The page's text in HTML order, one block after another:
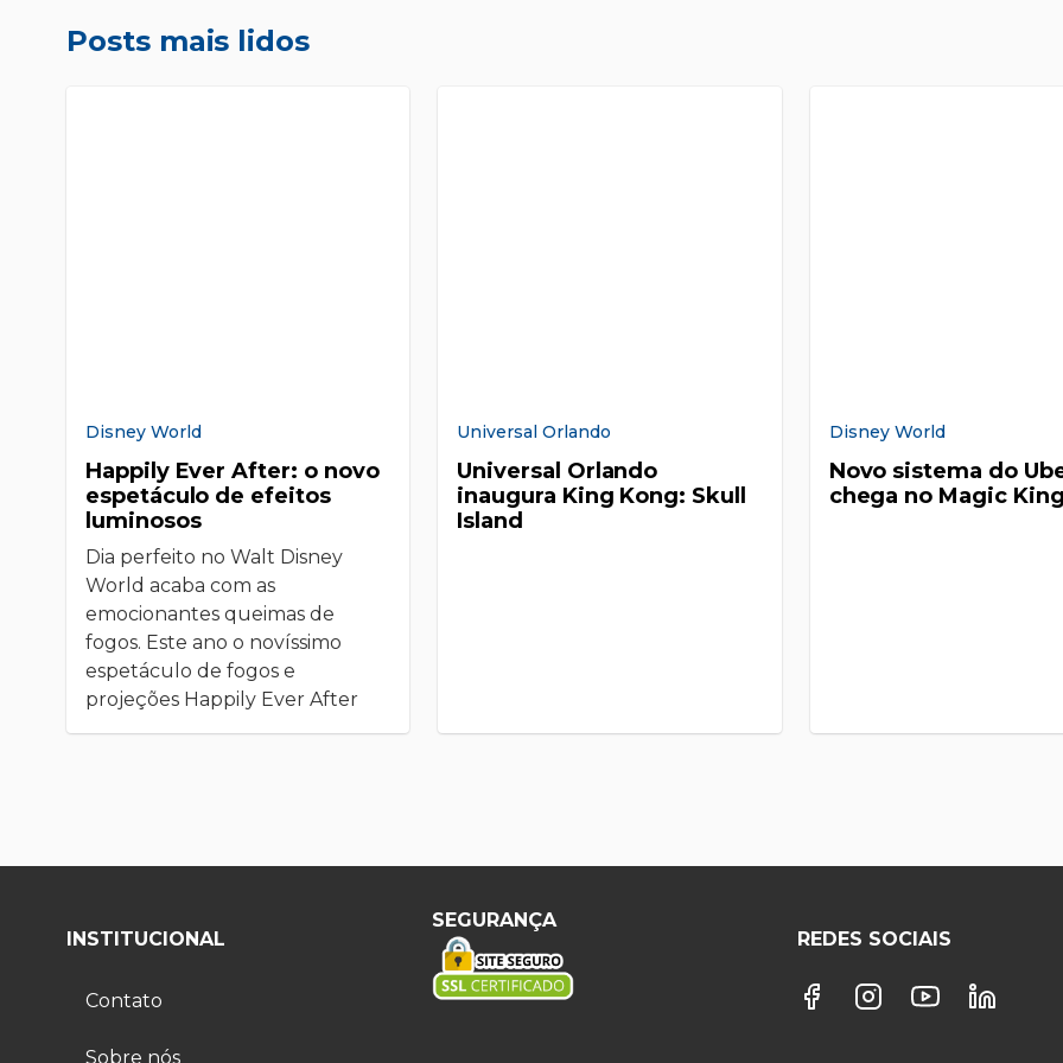
Posts mais lidos
Disney World
Happily Ever After: o novo
espetáculo de efeitos
luminosos
Dia perfeito no Walt Disney
World acaba com as
emocionantes queimas de
fogos. Este ano o novíssimo
espetáculo de fogos e
projeções Happily Ever After
Universal Orlando
Universal Orlando
inaugura King Kong: Skull
Island
Disney World
Novo sistema do
chega no Magic
INSTITUCIONAL
Contato
Sobre nós
SEGURANÇA
REDES SOCIAIS